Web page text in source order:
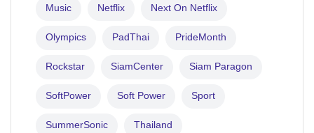
Music Netflix Next On Netflix
Olympics PadThai PrideMonth
Rockstar SiamCenter Siam Paragon
SoftPower Soft Power Sport
SummerSonic Thailand